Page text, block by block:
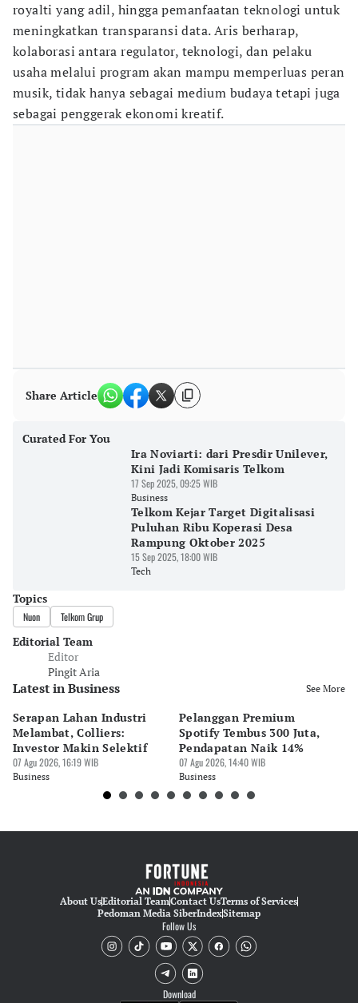
royalti yang adil, hingga pemanfaatan teknologi untuk
meningkatkan transparansi data. Aris berharap,
kolaborasi antara regulator, teknologi, dan pelaku
usaha melalui program akan mampu memperluas peran
musik, tidak hanya sebagai medium budaya tetapi juga
sebagai penggerak ekonomi kreatif.
Share Article
Curated For You
Ira Noviarti: dari Presdir Unilever,
Kini Jadi Komisaris Telkom
17 Sep 2025, 09:25 WIB
Business
Telkom Kejar Target Digitalisasi
Puluhan Ribu Koperasi Desa
Rampung Oktober 2025
15 Sep 2025, 18:00 WIB
Tech
Topics
Nuon Telkom Grup
Editorial Team
Editor
Pingit Aria
Latest in Business See More
Serapan Lahan Industri
Melambat, Colliers:
Investor Makin Selektif
07 Agu 2026, 16:19 WIB
Business
Pelanggan Premium
Spotify Tembus 300 Juta,
Pendapatan Naik 14%
07 Agu 2026, 14:40 WIB
Business
About UsEditorial TeamContact UsTerms of Services
Pedoman Media SiberIndexSitemap
Follow Us
Download